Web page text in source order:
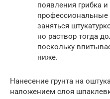
появления грибка
профессиональные
заняться
но раствор тогда
поскольку
ниже.
Нанесение грунта на
наложением слоя